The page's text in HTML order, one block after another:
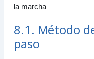
la marcha.
8.1. Método
paso